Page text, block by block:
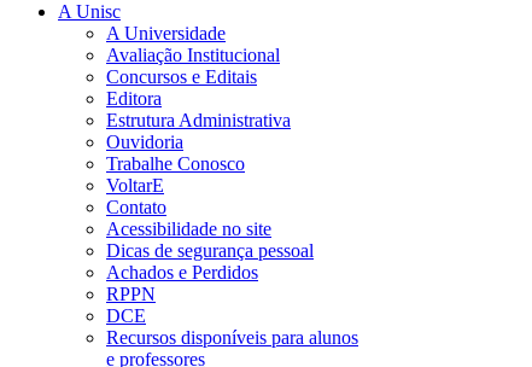
A Unisc
A Universidade
Avaliação Institucional
Concursos e Editais
Editora
Estrutura Administrativa
Ouvidoria
Trabalhe Conosco
VoltarE
Contato
Acessibilidade no site
Dicas de segurança pessoal
Achados e Perdidos
RPPN
DCE
Recursos disponíveis para alunos
e professores